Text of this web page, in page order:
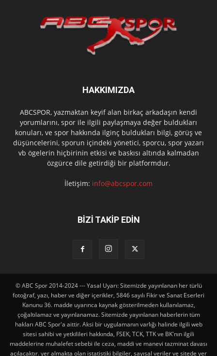
HAKKIMIZDA
ABCSPOR, yazmaktan keyif alan birkaç arkadaşın kendi
yorumlarını, spor ile ilgili paylaşmaya değer buldukları
konuları, ve spor hakkında ilginç buldukları bilgi, görüş ve
düşüncelerini, sporun içindeki yönetici, sporcu, spor yazarı
vb ögelerin hiçbirinin etkisi ve baskısı altında kalmadan
özgürce dile getirdiği bir platformdur.
İletişim: info@abcspor.com
BİZİ TAKİP EDİN
© ABC Spor 2014-2024 --- Yasal Uyarı: Sitemizde yayınlanan her türlü
fotoğraf, yazı, haber ve diğer içerikler, 5846 sayılı Fikir ve Sanat Eserleri
Kanunu 36. madde uyarınca kaynak gösterilmeden kullanılamaz,
çoğaltılamaz ve yayınlanamaz. Sitemizde yayınlanan haberlerin tüm
hakları ABC Spor'a aittir. Aksi bir uygulamanın varlığı halinde ilgili web
sitesi sahibi ve yetkilileri hakkında, FSEK, TCK, TTK ve BK'nın ilgili
maddelerine muhalefet sebebi ile ceza, maddi ve manevi tazminat davası
açılacaktır. yer almakta olan istatistiki bilgiler, sayısal veriler ve sitede yer